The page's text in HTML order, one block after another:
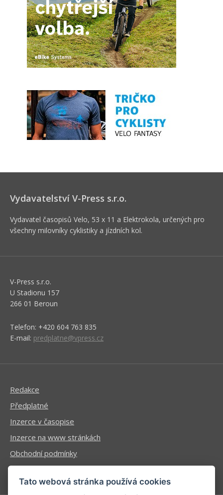
Vydavatelství V-Press s.r.o.
Vydavatel časopisů Velo, 53 x 11 a Elektrokola, určených pro
všechny milovníky cyklistiky a jízdních kol.
V-Press s.r.o.
U Stadionu 157
266 01 Beroun
Telefon: +420 604 763 835
E-mail: predplatne@vpress.cz
Redakce
Předplatné
Inzerce v časopise
Inzerce na www stránkách
Obchodní podmínky
Ochrana osobních údajů
Tato webová stránka používá cookies